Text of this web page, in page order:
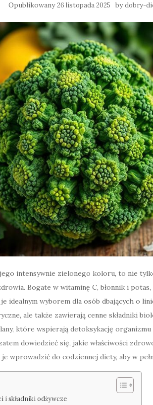
Opublikowany26 listopada 2025 bydobry-
intensywnie zielonego koloru, to nie
Bogate w witaminę C, błonnik i
idealnym wyborem dla osób dbających o
ale także zawierają cenne składniki
które wspierają detoksykację
dowiedzieć się, jakie właściwości
wprowadzić do codziennej diety, aby w
i składniki odżywcze